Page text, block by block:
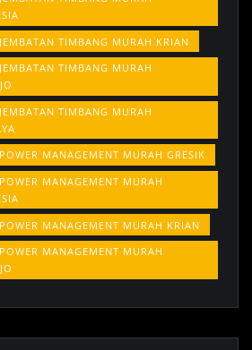
TIMBANG MURAH KRIAN
TIMBANG MURAH
TIMBANG MURAH
MANAGEMENT MURAH GRESIK
MANAGEMENT MURAH
MANAGEMENT MURAH KRIAN
MANAGEMENT MURAH